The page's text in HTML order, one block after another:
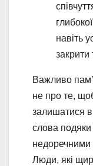
навіть
закрити
Важливо
не про те,
залишатися
слова
недоречними
Люди, які